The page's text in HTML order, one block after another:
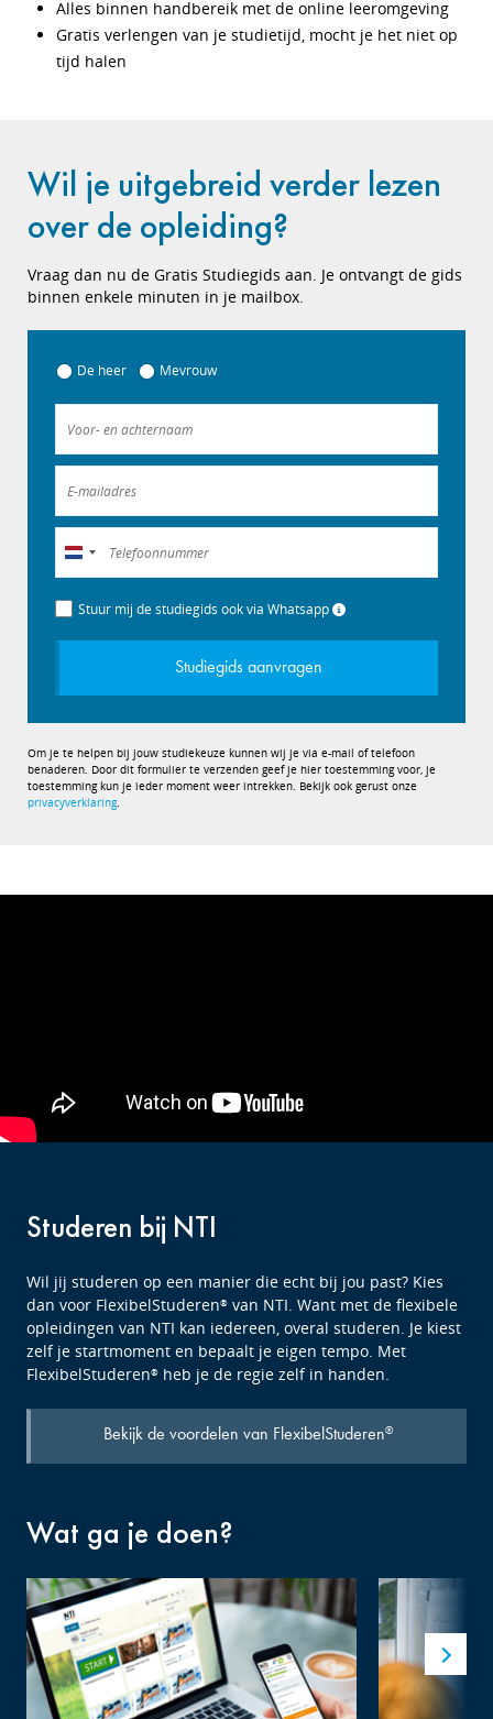
Alles binnen handbereik met de online leeromgeving
Gratis verlengen van je studietijd, mocht je het niet op
tijd halen
Wil je uitgebreid verder lezen
over de opleiding?
Vraag dan nu de Gratis Studiegids aan. Je ontvangt de gids
binnen enkele minuten in je mailbox.
De heer Mevrouw
Nederland
+31
Stuur mij de studiegids ook via Whatsapp
Studiegids aanvragen
Om je te helpen bij jouw studiekeuze kunnen wij je via e-mail of telefoon
benaderen. Door dit formulier te verzenden geef je hier toestemming voor, je
toestemming kun je ieder moment weer intrekken. Bekijk ook gerust onze
privacyverklaring.
Studeren bij NTI
Wil jij studeren op een manier die echt bij jou past? Kies
dan voor FlexibelStuderen® van NTI. Want met de flexibele
opleidingen van NTI kan iedereen, overal studeren. Je kiest
zelf je startmoment en bepaalt je eigen tempo. Met
FlexibelStuderen® heb je de regie zelf in handen.
Bekijk de voordelen van FlexibelStuderen®
Wat ga je doen?